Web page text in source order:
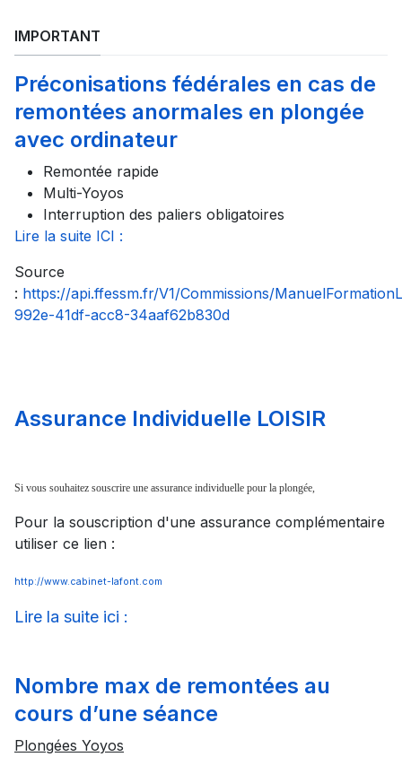
IMPORTANT
Préconisations fédérales en cas de
remontées anormales en plongée
avec ordinateur
Remontée rapide
Multi-Yoyos
Interruption des paliers obligatoires
Lire la suite ICI :
Source
: https://api.ffessm.fr/V1/Commissions/
992e-41df-acc8-34aaf62b830d
Assurance Individuelle LOISIR
Si vous souhaitez souscrire une assurance individuelle pour la plongée,
Pour la souscription d'une assurance complémentaire
utiliser ce lien :
http://www.cabinet-lafont.com
Lire la suite ici :
Nombre max de remontées au
cours d’une séance
Plongées Yoyos